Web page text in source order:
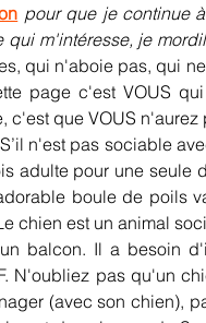
pour que je continue
m'intéresse, je
qui n'aboie pas, qui
page c'est VOUS
que VOUS n'aurez
n'est pas sociable
adulte pour une seule
boule de poils
chien est un animal
balcon. Il a besoin
N'oubliez pas qu'un
(avec son chien),